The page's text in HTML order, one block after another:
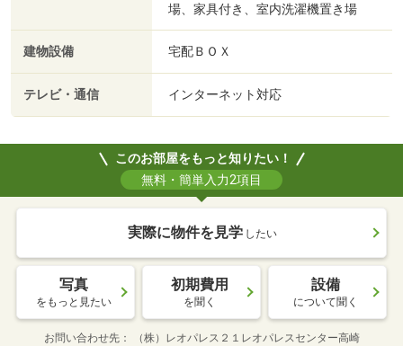
場、家具付き、室内洗濯機置き場
建物設備 宅配ＢＯＸ
テレビ・通信 インターネット対応
このお部屋をもっと知りたい！
無料・簡単入力2項目
実際に物件を見学 したい
写真
をもっと見たい
初期費用
を聞く
設備
について聞く
お問い合わせ先 （株）レオパレス２１レオパレスセンター高崎